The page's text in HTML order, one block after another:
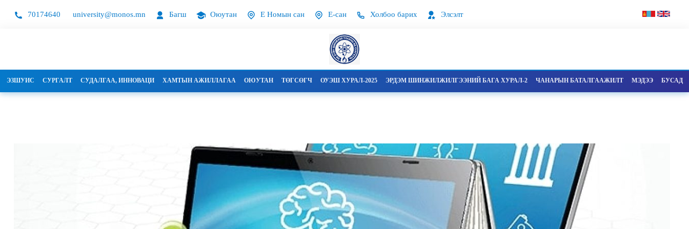
70174640 university@monos.mn Багш Оюутан Е Номын сан Е-сан Холбоо барих Элсэлт
ЭЗШУИС СУРГАЛТ СУДАЛГАА, ИННОВАЦИ ХАМТЫН АЖИЛЛАГАА ОЮУТАН ТӨГСӨГЧ ОУЭШ ХУРАЛ-2025 ЭРДЭМ ШИНЖИЛЖИЛГЭЭНИЙ БАГА ХУРАЛ-2 ЧАНАРЫН БАТАЛГААЖИЛТ МЭДЭЭ БУСАД